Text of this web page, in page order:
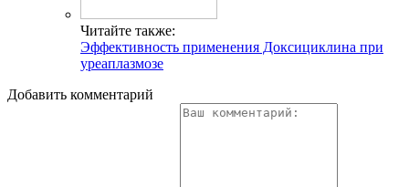
Читайте также:
Эффективность применения Доксициклина при
уреаплазмозе
Добавить комментарий